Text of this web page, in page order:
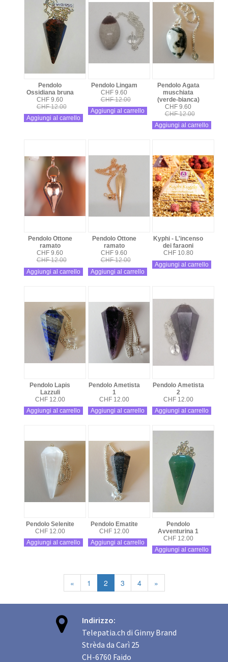
Pendolo
Ossidiana bruna
CHF 9.60
CHF 12.00
Aggiungi al carrello
Pendolo Lingam
CHF 9.60
CHF 12.00
Aggiungi al carrello
Pendolo Agata
muschiata
(verde-bianca)
CHF 9.60
CHF 12.00
Aggiungi al carrello
Pendolo Ottone
ramato
CHF 9.60
CHF 12.00
Aggiungi al carrello
Pendolo Ottone
ramato
CHF 9.60
CHF 12.00
Aggiungi al carrello
Kyphi - L'incenso
dei faraoni
CHF 10.80
Aggiungi al carrello
Pendolo Lapis
Lazzuli
CHF 12.00
Aggiungi al carrello
Pendolo Ametista
1
CHF 12.00
Aggiungi al carrello
Pendolo Ametista
2
CHF 12.00
Aggiungi al carrello
Pendolo Selenite
CHF 12.00
Aggiungi al carrello
Pendolo Ematite
CHF 12.00
Aggiungi al carrello
Pendolo
Avventurina 1
CHF 12.00
Aggiungi al carrello
« 1 2 3 4 »

Indirizzo:
Telepatia.ch di Ginny Brand
Strèda da Carì 25
CH-6760 Faido